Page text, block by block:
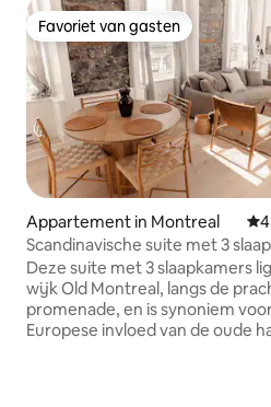
Favoriet van gasten
Favoriet van gasten
Appartement in Montreal
Scandinavische suite met 3
in de oude haven
Deze suite met 3 slaapkamers
wijk Old Montreal, langs de
promenade, en is synoniem
Europese invloed van de oude